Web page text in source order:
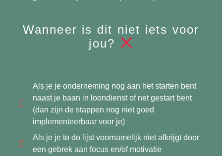
Wanneer is dit niet iets voor
jou?
Als je je onderneming nog aan het starten bent
naast je baan in loondienst of net gestart bent
(dan zijn de stappen nog niet goed
implementeerbaar voor je)
Als je je to do lijst voornamelijk niet afkrijgt door
een gebrek aan focus en/of motivatie